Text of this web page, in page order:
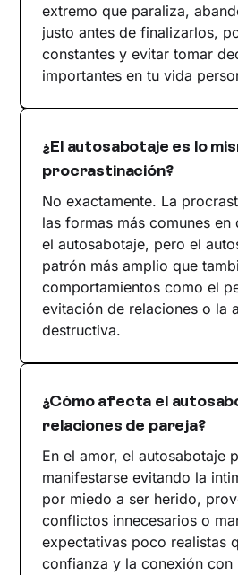
extremo que paraliza,
justo antes de finalizarlos,
constantes y evitar tomar
importantes en tu vida
¿El autosabotaje es lo
procrastinación?
No exactamente. La
las formas más comunes en
el autosabotaje, pero el
patrón más amplio que
comportamientos como el
evitación de relaciones o la
destructiva.
¿Cómo afecta el
relaciones de pareja?
En el amor, el autosabotaje
manifestarse evitando la
por miedo a ser herido,
conflictos innecesarios o
expectativas poco realistas
confianza y la conexión con